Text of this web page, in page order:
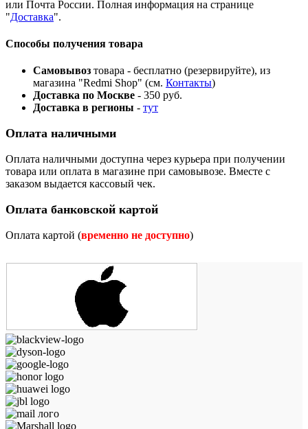
или Почта России. Полная информация на странице
"Доставка".
Способы получения товара
Самовывоз товара - бесплатно (резервируйте), из
магазина "Redmi Shop" (см. Контакты)
Доставка по Москве - 350 руб.
Доставка в регионы - тут
Оплата наличными
Оплата наличными доступна через курьера при получении
товара или оплата в магазине при самовывозе. Вместе с
заказом выдается кассовый чек.
Оплата банковской картой
Оплата картой (временно не доступно)